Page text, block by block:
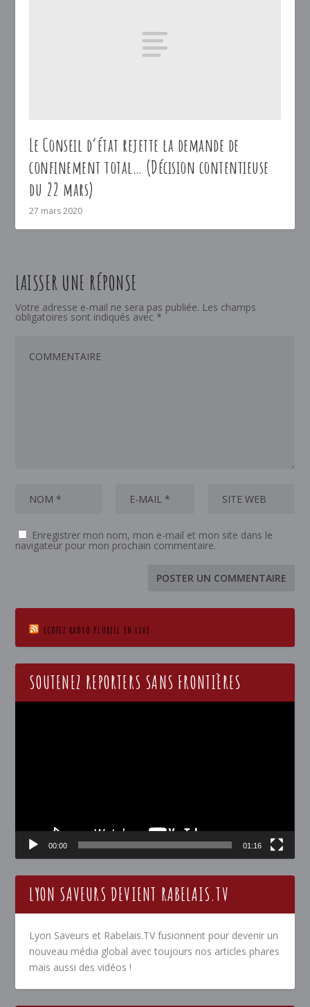
Le Conseil d’état rejette la demande de
confinement total… (Décision contentieuse
du 22 mars)
27 mars 2020
LAISSER UNE RÉPONSE
Votre adresse e-mail ne sera pas publiée. Les champs
obligatoires sont indiqués avec *
Enregistrer mon nom, mon e-mail et mon site dans le
navigateur pour mon prochain commentaire.
ECOTEZ RADIO PLURIEL EN LIVE
SOUTENEZ REPORTERS SANS FRONTIÈRES
00:00 01:16
LYON SAVEURS DEVIENT RABELAIS.TV
Lyon Saveurs et Rabelais.TV fusionnent pour devenir un
nouveau média global avec toujours nos articles phares
mais aussi des vidéos !